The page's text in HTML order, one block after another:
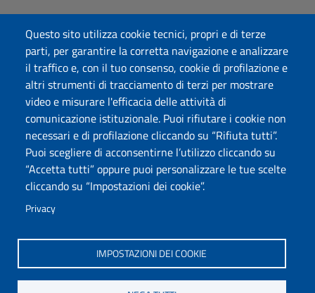
Questo sito utilizza cookie tecnici, propri e di terze
parti, per garantire la corretta navigazione e analizzare
il traffico e, con il tuo consenso, cookie di profilazione e
altri strumenti di tracciamento di terzi per mostrare
video e misurare l'efficacia delle attività di
comunicazione istituzionale. Puoi rifiutare i cookie non
necessari e di profilazione cliccando su “Rifiuta tutti”.
Puoi scegliere di acconsentirne l’utilizzo cliccando su
“Accetta tutti” oppure puoi personalizzare le tue scelte
cliccando su “Impostazioni dei cookie”.
Privacy
IMPOSTAZIONI DEI COOKIE
DADU – Dipartimento di Architettura, Design e Urbanistica
Università degli Studi di Sassari
Palazzo del Pou Salit – Piazza Duomo, 6 - 07041 Alghero
aaadip@uniss.it
Accessibilità
Dichiarazione di accessibilità
Cookie settings
Mappa del sito
Protocollo
Seguici su